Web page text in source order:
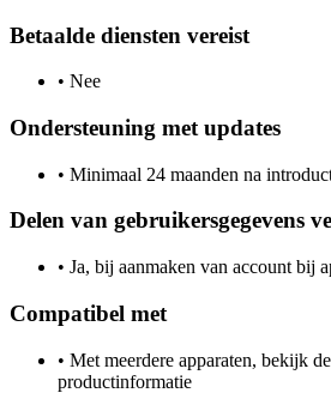
Betaalde diensten vereist
• Nee
Ondersteuning met updates
• Minimaal 24 maanden na
Delen van gebruikersgegevens
• Ja, bij aanmaken van account bij
Compatibel met
• Met meerdere apparaten, bekijk
productinformatie